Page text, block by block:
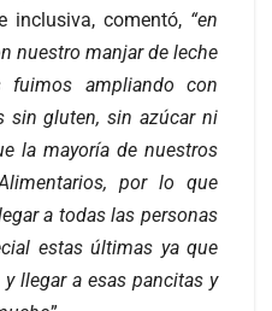
inclusiva, comentó, “en
nuestro manjar de leche
ampliando con
sin gluten, sin azúcar ni
la mayoría de nuestros
por lo que
a todas las personas
estas últimas ya que
llegar a esas pancitas y